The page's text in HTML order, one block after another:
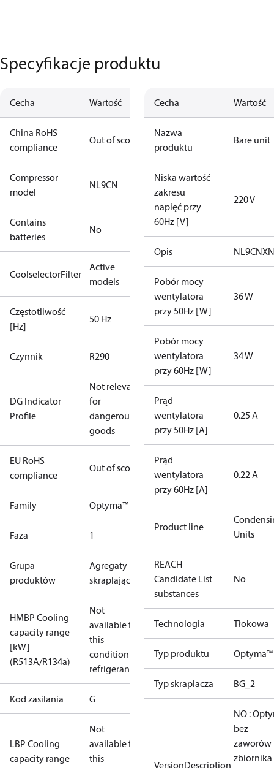
Specyfikacje produktu
Cecha Wartość
China RoHS
compliance
Out of scope
Compressor
model
NL9CN
Contains
batteries
No
CoolselectorFilter
Active
models
Częstotliwość
[Hz]
50 Hz
Czynnik R290
DG Indicator
Profile
Not relevant
for
dangerous
goods
EU RoHS
compliance
Out of scope
Family Optyma™
Faza 1
Grupa
produktów
Agregaty
skraplające
HMBP Cooling
capacity range
[kW]
(R513A/R134a)
Not
available for
this
condition /
refrigerant
Kod zasilania G
LBP Cooling
capacity range
Not
available for
this
Cecha Wartość
Nazwa
produktu
Bare unit
Niska wartość
zakresu
napięć przy
60Hz [V]
220 V
Opis
Pobór mocy
wentylatora
przy 50Hz [W]
36 W
Pobór mocy
wentylatora
przy 60Hz [W]
34 W
Prąd
wentylatora
przy 50Hz [A]
0.25 A
Prąd
wentylatora
przy 60Hz [A]
0.22 A
Product line
Units
REACH
Candidate List
substances
No
Technologia Tłokowa
Typ produktu Optyma™
Typ skraplacza BG_2
VersionDescription
NO :
bez
zaworów
zbiornika